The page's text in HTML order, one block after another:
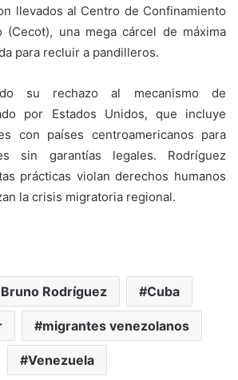
llevados al Centro de Confinamiento
(Cecot), una mega cárcel de máxima
para recluir a pandilleros.
su rechazo al mecanismo de
por Estados Unidos, que incluye
con países centroamericanos para
sin garantías legales. Rodríguez
prácticas violan derechos humanos
la crisis migratoria regional.
Rodríguez Cuba
migrantes venezolanos
Venezuela